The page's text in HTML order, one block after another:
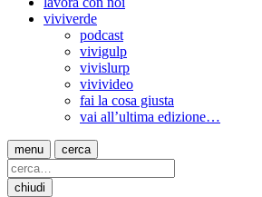
viviverde
podcast
vivigulp
vivislurp
vivivideo
fai la cosa giusta
vai all’ultima edizione…
menu cerca
chiudi